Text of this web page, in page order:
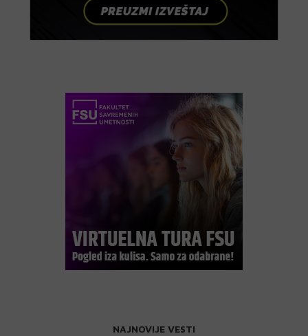
NAJNOVIJE VESTI